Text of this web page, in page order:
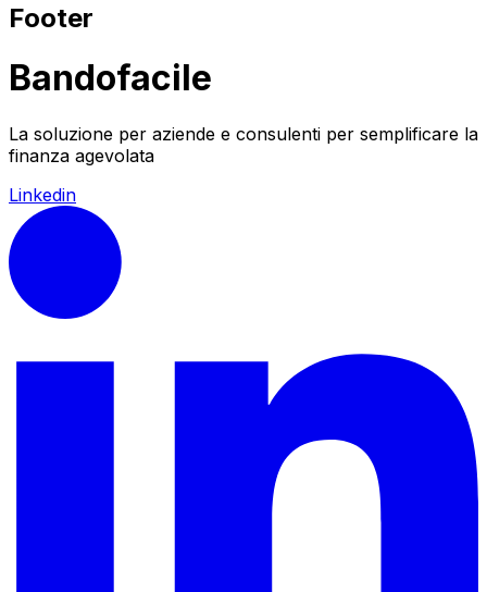
Footer
Bandofacile
La soluzione per aziende e consulenti per semplificare la
finanza agevolata
Linkedin